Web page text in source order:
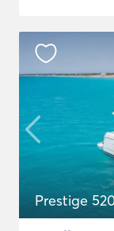
Prestige